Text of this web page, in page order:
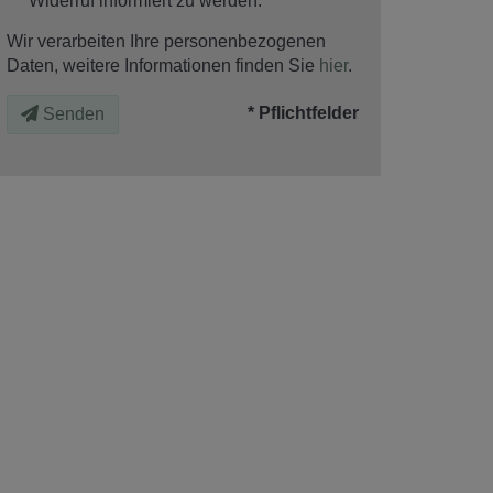
Wir verarbeiten Ihre personenbezogenen
Daten, weitere Informationen finden Sie hier.
Senden * Pflichtfelder